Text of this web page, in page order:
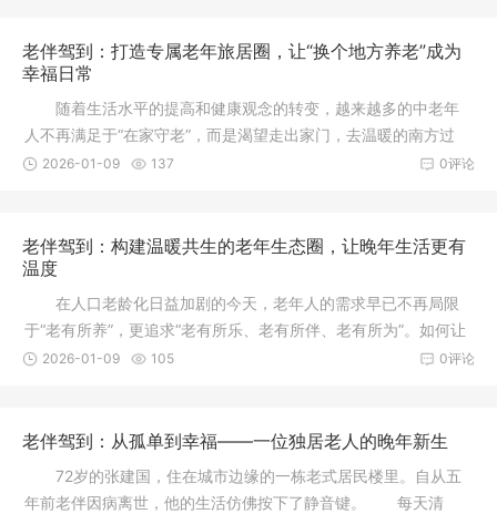
老伴驾到：打造专属老年旅居圈，让“换个地方养老”成为
幸福日常
随着生活水平的提高和健康观念的转变，越来越多的中老年
人不再满足于“在家守老”，而是渴望走出家门，去温暖的南方过
冬、到
0评论
2026-01-09 137
老伴驾到：构建温暖共生的老年生态圈，让晚年生活更有
温度
在人口老龄化日益加剧的今天，老年人的需求早已不再局限
于“老有所养”，更追求“老有所乐、老有所伴、老有所为”。如何让
银
0评论
2026-01-09 105
老伴驾到：从孤单到幸福——一位独居老人的晚年新生
72岁的张建国，住在城市边缘的一栋老式居民楼里。自从五
年前老伴因病离世，他的生活仿佛按下了静音键。 每天清